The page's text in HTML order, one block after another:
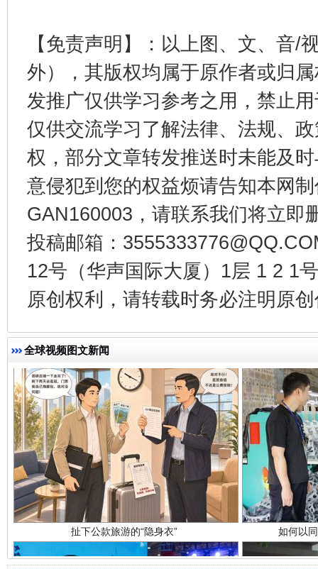
【免责声明】：以上图、文、音/
外），其版权均属于原作者或归
发推广仅供学习参考之用，禁止
仅供交流学习了解法律、法规、
权，部分文章转发推送时未能及
意侵犯到您的权益烦请告知本网
GAN160003，请联系我们将立即
投稿邮箱：
12号（华声国际大厦）1层 1 2 1
原创权利，请转载时务必注明原
全球视频图文新闻
阿坝州三大球赛在茂县开幕 规模
国家大学科技园优化重塑工作
扯下公款旅游的“隐身衣” 如何以